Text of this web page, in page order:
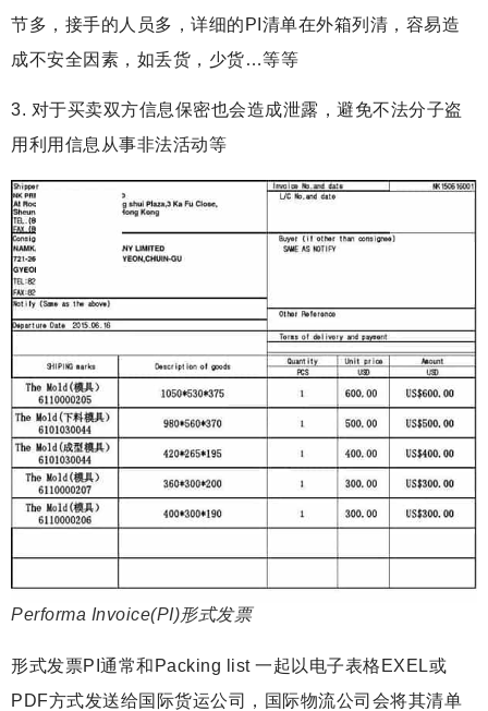
节多，接手的人员多，详细的PI清单在外箱列清，容易造
成不安全因素，如丢货，少货…等等
3. 对于买卖双方信息保密也会造成泄露，避免不法分子盗
用利用信息从事非法活动等
Performa Invoice(PI)形式发票
形式发票PI通常和Packing list 一起以电子表格EXEL或
PDF方式发送给国际货运公司，国际物流公司会将其清单